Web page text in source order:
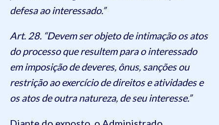
defesa ao interessado.”
Art. 28. “Devem ser objeto de intimação os atos
do processo que resultem para o interessado
em imposição de deveres, ônus, sanções ou
restrição ao exercício de direitos e atividades e
os atos de outra natureza, de seu interesse.”